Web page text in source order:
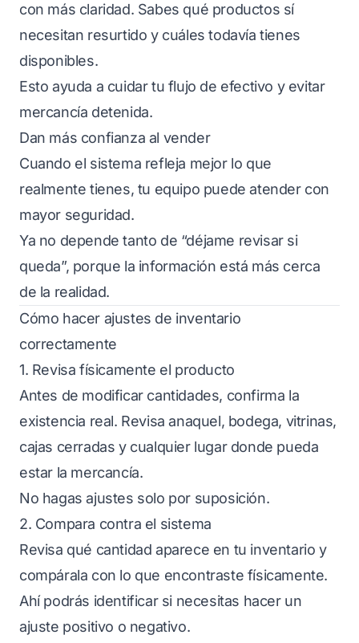
con más claridad. Sabes qué productos sí
necesitan resurtido y cuáles todavía tienes
disponibles.
Esto ayuda a cuidar tu flujo de efectivo y evitar
mercancía detenida.
Dan más confianza al vender
Cuando el sistema refleja mejor lo que
realmente tienes, tu equipo puede atender con
mayor seguridad.
Ya no depende tanto de “déjame revisar si
queda”, porque la información está más cerca
de la realidad.
Cómo hacer ajustes de inventario
correctamente
1. Revisa físicamente el producto
Antes de modificar cantidades, confirma la
existencia real. Revisa anaquel, bodega, vitrinas,
cajas cerradas y cualquier lugar donde pueda
estar la mercancía.
No hagas ajustes solo por suposición.
2. Compara contra el sistema
Revisa qué cantidad aparece en tu inventario y
compárala con lo que encontraste físicamente.
Ahí podrás identificar si necesitas hacer un
ajuste positivo o negativo.